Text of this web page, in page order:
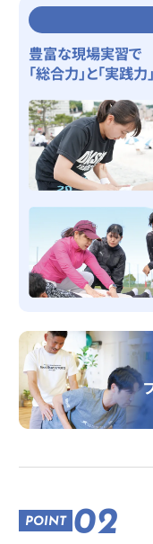
豊富な現場実習で
「総合力」と「実践力」
POINT 02